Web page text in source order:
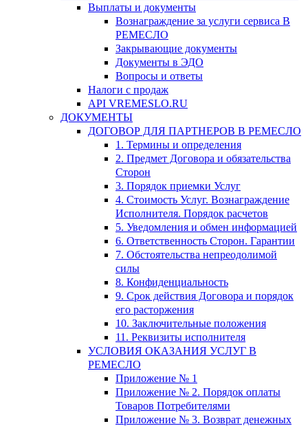
Выплаты и документы
Вознаграждение за услуги сервиса В
РЕМЕСЛО
Закрывающие документы
Документы в ЭДО
Вопросы и ответы
Налоги с продаж
API VREMESLO.RU
ДОКУМЕНТЫ
ДОГОВОР ДЛЯ ПАРТНЕРОВ В РЕМЕСЛО
1. Термины и определения
2. Предмет Договора и обязательства
Сторон
3. Порядок приемки Услуг
4. Стоимость Услуг. Вознаграждение
Исполнителя. Порядок расчетов
5. Уведомления и обмен информацией
6. Ответственность Сторон. Гарантии
7. Обстоятельства непреодолимой
силы
8. Конфиденциальность
9. Срок действия Договора и порядок
его расторжения
10. Заключительные положения
11. Реквизиты исполнителя
УСЛОВИЯ ОКАЗАНИЯ УСЛУГ В
РЕМЕСЛО
Приложение № 1
Приложение № 2. Порядок оплаты
Товаров Потребителями
Приложение № 3. Возврат денежных